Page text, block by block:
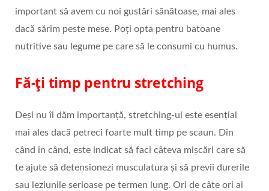
important să avem cu noi gustări sănătoase, mai ales
dacă sărim peste mese. Poți opta pentru batoane
nutritive sau legume pe care să le consumi cu humus.
Fă-ți timp pentru stretching
Deși nu îi dăm importanță, stretching-ul este esențial
mai ales dacă petreci foarte mult timp pe scaun. Din
când în când, este indicat să faci câteva mișcări care să
te ajute să detensionezi musculatura și să previi durerile
sau leziunile serioase pe termen lung. Ori de câte ori ai